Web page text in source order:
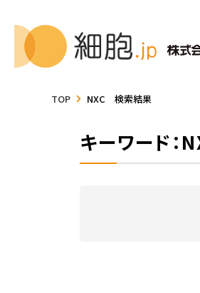
TOP NXC 検索結果
キーワード：